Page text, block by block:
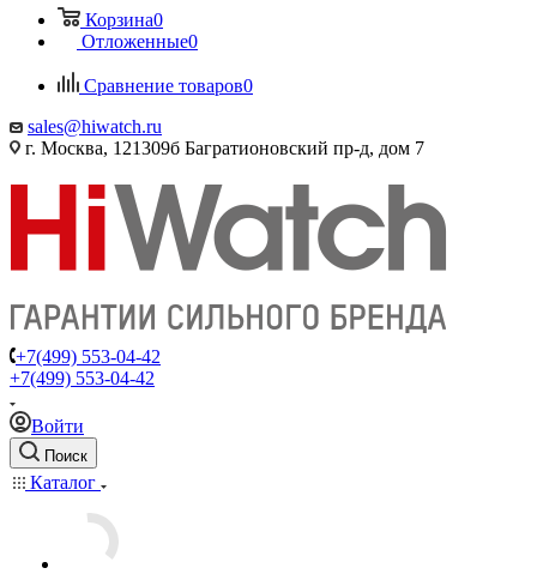
Корзина0
Отложенные0
Сравнение товаров0
sales@hiwatch.ru
г. Москва, 121309б Багратионовский пр-д, дом 7
+7(499) 553-04-42
+7(499) 553-04-42
Войти
Поиск
Каталог